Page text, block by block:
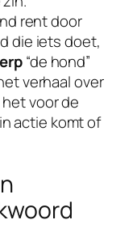
rent door
die iets doet,
“de hond”
verhaal over
voor de
actie komt of